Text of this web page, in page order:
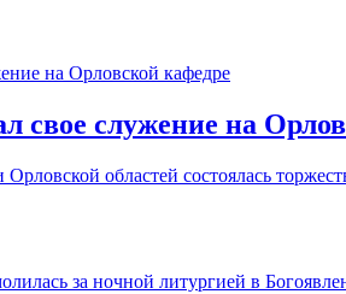
свое служение на
областей состоялась